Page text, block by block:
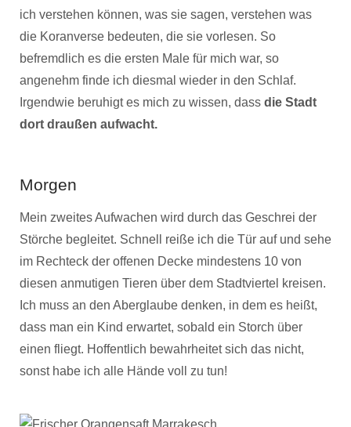
ich verstehen können, was sie sagen, verstehen was
die Koranverse bedeuten, die sie vorlesen. So
befremdlich es die ersten Male für mich war, so
angenehm finde ich diesmal wieder in den Schlaf.
Irgendwie beruhigt es mich zu wissen, dass die Stadt
dort draußen aufwacht.
Morgen
Mein zweites Aufwachen wird durch das Geschrei der
Störche begleitet. Schnell reiße ich die Tür auf und sehe
im Rechteck der offenen Decke mindestens 10 von
diesen anmutigen Tieren über dem Stadtviertel kreisen.
Ich muss an den Aberglaube denken, in dem es heißt,
dass man ein Kind erwartet, sobald ein Storch über
einen fliegt. Hoffentlich bewahrheitet sich das nicht,
sonst habe ich alle Hände voll zu tun!